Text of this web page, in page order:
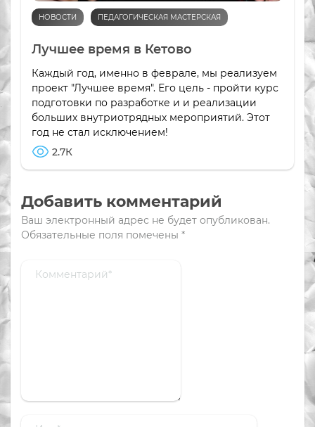
НОВОСТИ ПЕДАГОГИЧЕСКАЯ МАСТЕРСКАЯ
Лучшее время в Кетово
Каждый год, именно в феврале, мы реализуем
проект "Лучшее время". Его цель - пройти курс
подготовки по разработке и и реализации
больших внутриотрядных мероприятий. Этот
год не стал исключением!
2.7К
Добавить комментарий
Ваш электронный адрес не будет опубликован.
Обязательные поля помечены *